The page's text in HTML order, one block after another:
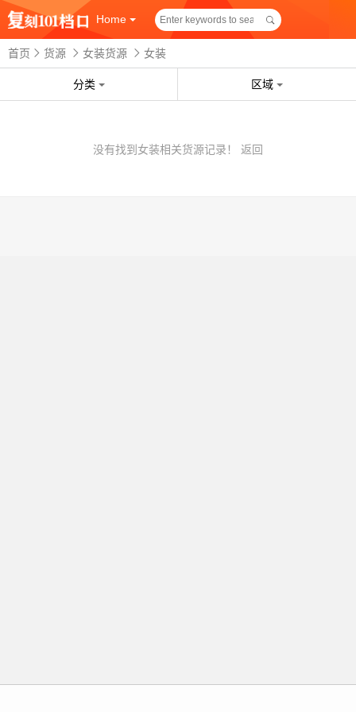
Home
首页 货源 女装货源 女装
分类 区域
没有找到女装相关货源记录！ 返回